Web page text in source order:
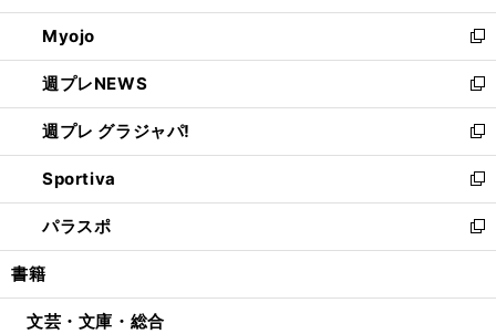
開
く
ウ
で
開
く
ン
ド
ウ
で
開
く
ウ
ィ
ン
ド
ウ
で
開
く
Myojo
新
し
い
ウ
ィ
ン
ド
ウ
で
開
週プレNEWS
新
し
い
ウ
ィ
ン
ド
ウ
開
週プレ グラジャパ!
新
し
い
ウ
ィ
ン
ウ
Sportiva
新
し
い
ウ
ン
パラスポ
新
し
ウ
書籍
文芸・文庫・総合